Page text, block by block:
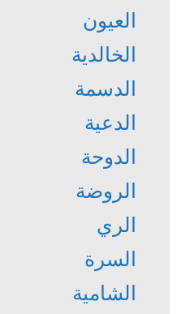
العيون
الخالدية
الدسمة
الدعية
الدوحة
الروضة
الري
السرة
الشامية